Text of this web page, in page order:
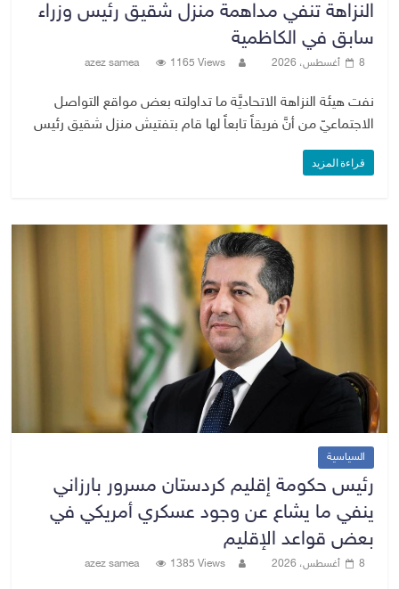
النزاهة تنفي مداهمة منزل شقيق رئيس وزراء
سابق في الكاظمية
8 أغسطس، 2026 azez samea 1165 Views
نفت هيئة النزاهة الاتحاديَّة ما تداولته بعض مواقع التواصل
الاجتماعيّ من أنَّ فريقاً تابعاً لها قام بتفتيش منزل شقيق رئيس
قراءة المزيد
السياسية
رئيس حكومة إقليم كردستان مسرور بارزاني
ينفي ما يشاع عن وجود عسكري أمريكي في
بعض قواعد الإقليم
8 أغسطس، 2026 azez samea 1385 Views